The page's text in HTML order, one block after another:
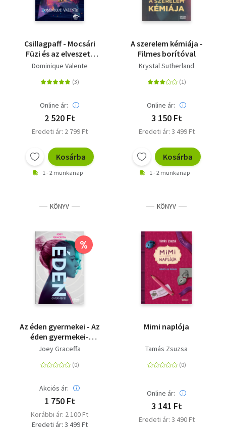
Csillagpaff - Mocsári
Füzi és az elveszett
kedd
Dominique Valente
Online ár:
2 520 Ft
Eredeti ár: 2 799 Ft
Kosárba
1 - 2 munkanap
A szerelem kémiája -
Filmes borítóval
Krystal Sutherland
Online ár:
3 150 Ft
Eredeti ár: 3 499 Ft
Kosárba
1 - 2 munkanap
KÖNYV
%
Az éden gyermekei - Az
éden gyermekei-
sorozat 1. rész
Joey Graceffa
Akciós ár:
1 750 Ft
Korábbi ár: 2 100 Ft
Eredeti ár: 3 499 Ft
KÖNYV
Mimi naplója
Tamás Zsuzsa
Online ár:
3 141 Ft
Eredeti ár: 3 490 Ft